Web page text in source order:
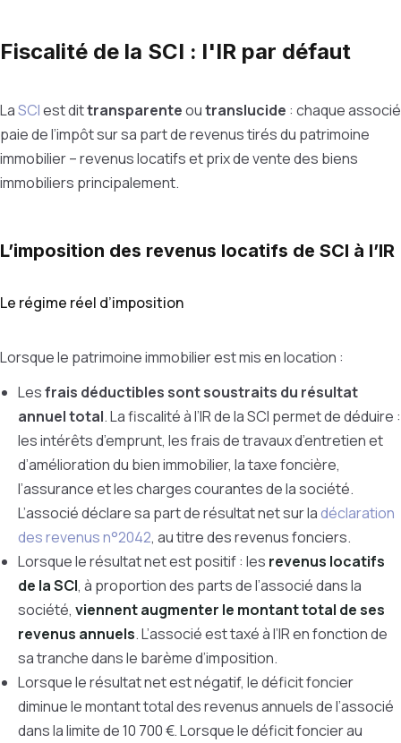
Fiscalité de la SCI : l'IR par défaut
LaSCIest dittransparenteoutranslucide : chaque associé
paie de l’impôt sur sa part de revenus tirés du patrimoine
immobilier – revenus locatifs et prix de vente des biens
immobiliers principalement.
L’imposition des revenus locatifs de SCI à l’IR
Le régime réel d’imposition
Lorsque le patrimoine immobilier est mis en location :
Lesfrais déductibles sont soustraits du résultat
annuel total. La fiscalité à l’IR de la SCI permet de déduire :
les intérêts d’emprunt, les frais de travaux d’entretien et
d’amélioration du bien immobilier, la taxe foncière,
l’assurance et les charges courantes de la société.
L’associé déclare sa part de résultat net sur ladéclaration
des revenus n°2042, au titre des revenus fonciers.
Lorsque le résultat net est positif : les revenus locatifs
de la SCI, à proportion des parts de l’associé dans la
société, viennent augmenter le montant total de ses
revenus annuels. L’associé est taxé à l’IR en fonction de
sa tranche dans le barème d’imposition.
Lorsque le résultat net est négatif, le déficit foncier
diminue le montant total des revenus annuels de l’associé
dans la limite de 10 700 €. Lorsque le déficit foncier au